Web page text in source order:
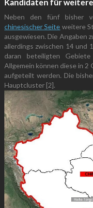
Kandidaten für
Neben den fünf bisher
chinesischer Seite weitere
ausgewiesen. Die Angaben
allerdings zwischen 14 und
daran beteiligten
Allgemein können diese in 2
aufgeteilt werden. Die
Hauptcluster [2].